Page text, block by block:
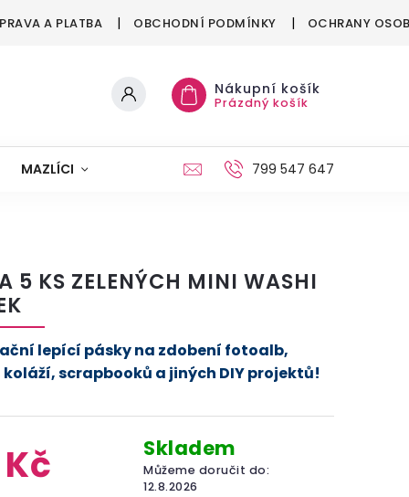
A PLATBA OBCHODNÍ PODMÍNKY OCHRANY
Nákupní košík
Prázdný košík
MAZLÍCI VÁNOCE799 547 647
5 KS ZELENÝCH MINI WASHI
Skladem
Můžeme doručit do:
12.8.2026
lepící pásky na zdobení fotoalb,
scrapbooků a jiných DIY projektů!